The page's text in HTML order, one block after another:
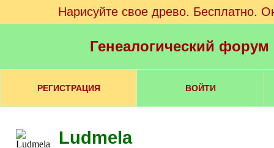
Нарисуйте свое древо. Бесплатно.
Генеалогический
РЕГИСТРАЦИЯ ВОЙТИ
Ludmela